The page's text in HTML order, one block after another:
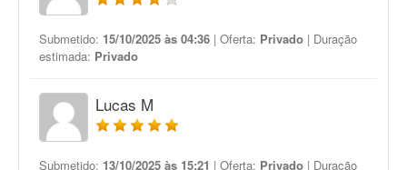
Submetido: 15/10/2025 às 04:36 | Oferta: Privado | Duração
estimada: Privado
Lucas M
Submetido: 13/10/2025 às 15:21 | Oferta: Privado | Duração